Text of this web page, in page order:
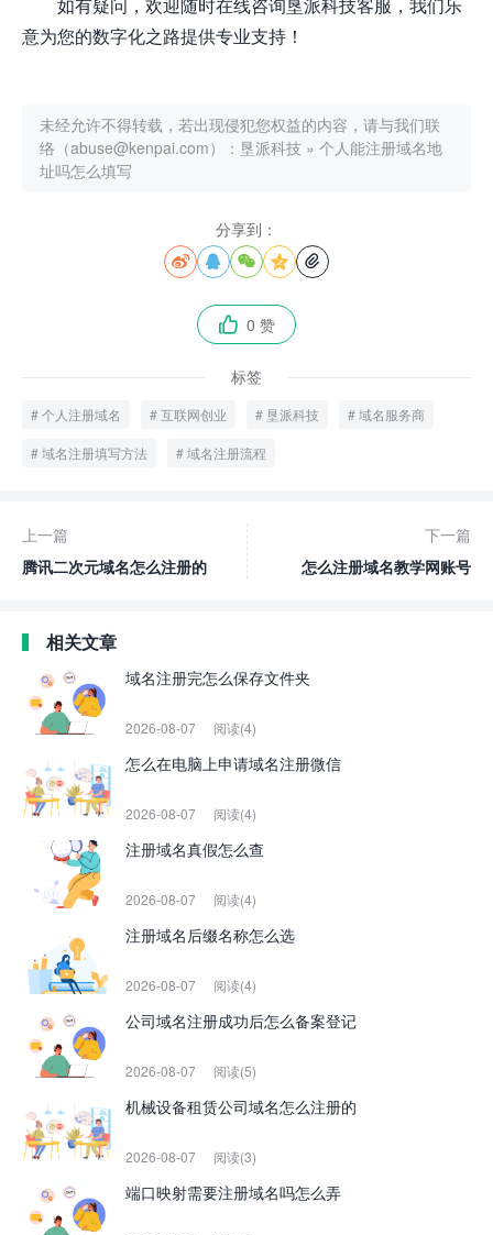
意为您的数字化之路提供专业支持！
未经允许不得转载，若出现侵犯您权益的内容，请与我们联
络（abuse@kenpai.com）： 垦派科技 » 个人能注册域名地
址吗怎么填写
分享到：
    
 0 赞
标签
个人注册域名 互联网创业 垦派科技 域名服务商
域名注册填写方法 域名注册流程
上一篇
腾讯二次元域名怎么注册的
下一篇
怎么注册域名教学网账号
相关文章
域名注册完怎么保存文件夹
2026-08-07 阅读(4)
怎么在电脑上申请域名注册微信
2026-08-07 阅读(4)
注册域名真假怎么查
2026-08-07 阅读(4)
注册域名后缀名称怎么选
2026-08-07 阅读(4)
公司域名注册成功后怎么备案登记
2026-08-07 阅读(5)
机械设备租赁公司域名怎么注册的
2026-08-07 阅读(3)
端口映射需要注册域名吗怎么弄